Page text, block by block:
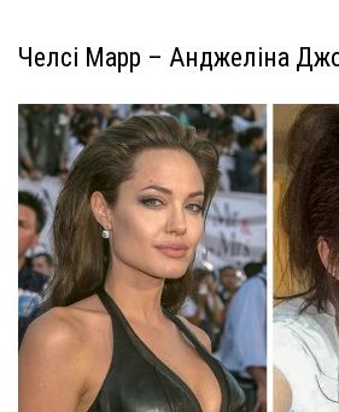
Челсі Марр – Анджеліна